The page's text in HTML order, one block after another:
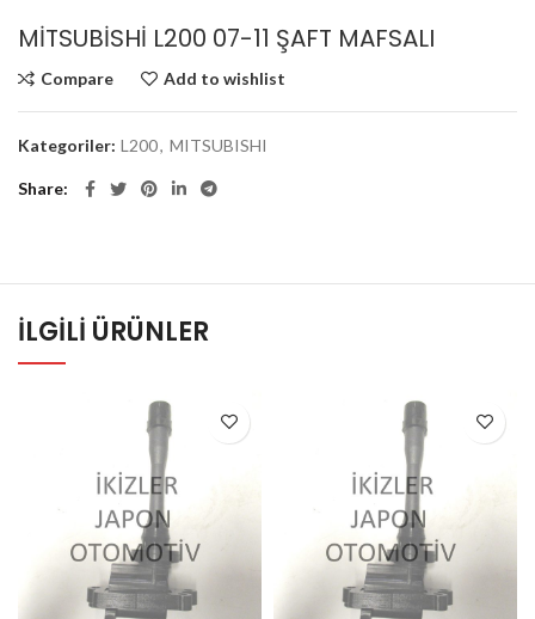
MİTSUBİSHİ L200 07-11 ŞAFT MAFSALI
Compare Add to wishlist
Kategoriler: L200, MITSUBISHI
Share
İLGILI ÜRÜNLER